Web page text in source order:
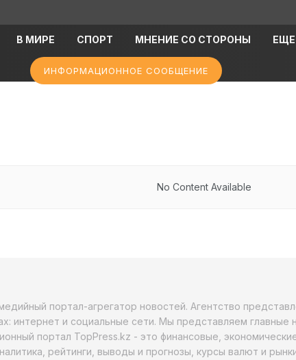
В МИРЕ СПОРТ МНЕНИЕ СО СТОРОНЫ ЕЩЕ
ИНФОРМАЦИОННОЕ СООБЩЕНИЕ
No Content Available
портал-агрегатор новостей. Агентство
интернет и социальные сети. Мы представляем главные
портал TopPress.kz - это финансовые,
рейтинги, выводы и прогнозы, курсы валют и